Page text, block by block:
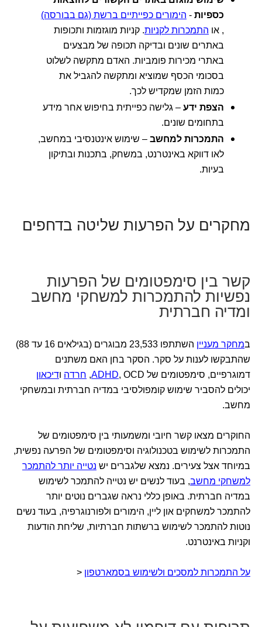
כספיות - הימורים כפייתיים ברשת (גם בבורסה)
, או התמכרות לקניות. קניות מוגזמות ותכופות
באתרים שונים ובדיקה תכופה של מבצעים
באתרי מכירות פומביות. האדם מתקשה לשלוט
בסכומי הכסף שמוציא ומתקשה להגביל את
כמות הזמן שמקדיש לכך.
הצפת ידע – גלישה כפייתית בחיפוש אחר מידע
בתחומים שונים.
התמכרות למחשב – שימוש אינטנסיבי במחשב,
לאו דווקא באינטרנט, במשחק, בתכנות ובתיקון
בעיות.
מחקרים על הפרעות שליטה בדחפים
קשר בין סימפטומים של הפרעות
נפשיות להתמכרות למשחקי מחשב
ומדיה חברתית
במחקר מעניין
השתתפו 23,533 מבוגרים (בגילאים 16 עד 88)
שהתבקשו לענות על סקר. הסקר בחן האם משתנים
דמוגרפיים, סימפטומים של
ADHD, OCD, חרדה ודיכאון
יכולים להסביר שימוש קומפולסיבי במדיה חברתית ובמשחקי
מחשב.
החוקרים מצאו קשר חיובי ומשמעותי בין סימפטומים של
התמכרות לשימוש בטכנולוגיה וסימפטומים של הפרעה נפשית,
במיוחד אצל צעירים. נמצא שלגברים יש נטייה יותר להתמכר
למשחקי מחשב, בעוד לנשים יש נטייה להתמכר לשימוש
במדיה חברתית. באופן כללי נראה שגברים נוטים יותר
להתמכר למשחקים און ליין, הימורים ולפורנוגרפיה, בעוד נשים
נוטות להתמכר לשימוש ברשתות חברתיות, שליחת הודעות
וקניות באינטרנט.
על התמכרות למסכים ולשימוש בסמארטפון <